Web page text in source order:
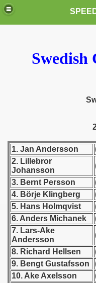
Swedish
1. Jan Andersson
2. Lillebror
Johansson
3. Bernt Persson
4. Börje Klingberg
5. Hans Holmqvist
6. Anders Michanek
7. Lars-Ake
Andersson
8. Richard Hellsen
9. Bengt Gustafsson
10. Ake Axelsson
these speedway
(My speedway
Świata (World